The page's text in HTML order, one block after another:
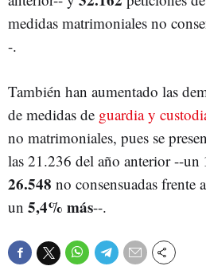
medidas matrimoniales no
-.
También han aumentado las
de medidas de guardia y
no matrimoniales, pues se
las 21.236 del año anterior --un
26.548 no consensuadas frente
un 5,4% más--.